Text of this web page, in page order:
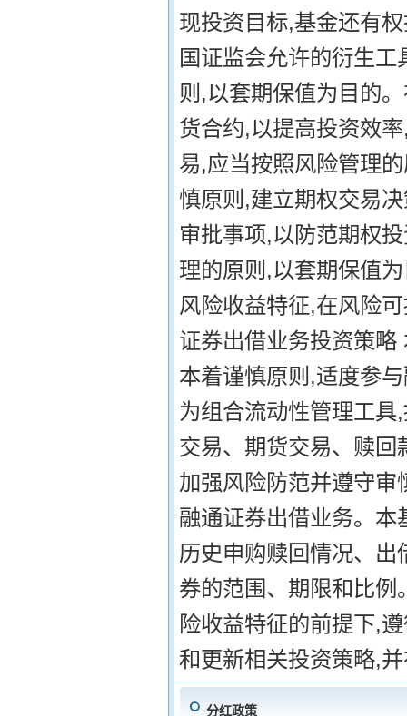
现投资目标,基金还有
国证监会允许的衍生
则,以套期保值为目的
货合约,以提高投资效
易,应当按照风险管理
慎原则,建立期权交易
审批事项,以防范期权
理的原则,以套期保值
风险收益特征,在风险
证券出借业务投资策
本着谨慎原则,适度参
为组合流动性管理工
交易、期货交易、赎
加强风险防范并遵守
融通证券出借业务。
历史申购赎回情况、
券的范围、期限和比
险收益特征的前提下,
和更新相关投资策略,
分红政策